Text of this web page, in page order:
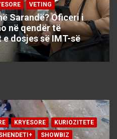
VETING
Sarandë? Oficeri i
në qendër të
dosjes së IMT-së
KRYESORE
KURIOZITETE
SHOWBIZ